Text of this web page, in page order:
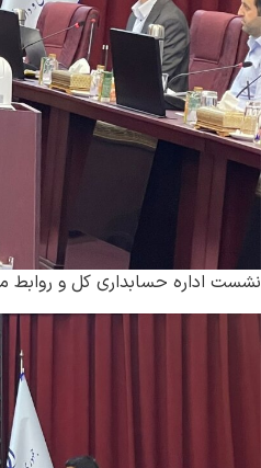
نشست اداره حسابداری کل و روابط